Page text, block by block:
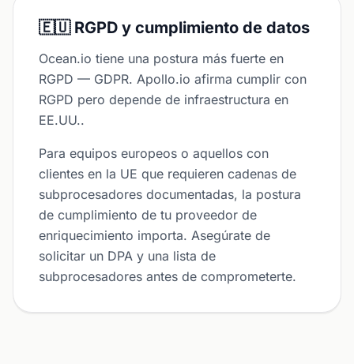
🇪🇺 RGPD y cumplimiento de datos
Ocean.io tiene una postura más fuerte en
RGPD — GDPR. Apollo.io afirma cumplir con
RGPD pero depende de infraestructura en
EE.UU..
Para equipos europeos o aquellos con
clientes en la UE que requieren cadenas de
subprocesadores documentadas, la postura
de cumplimiento de tu proveedor de
enriquecimiento importa. Asegúrate de
solicitar un DPA y una lista de
subprocesadores antes de comprometerte.